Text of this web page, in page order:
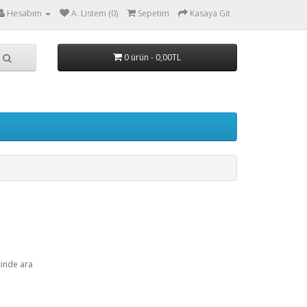
Hesabım A. Listem (0) Sepetim Kasaya Git
0 ürün - 0,00TL
ara